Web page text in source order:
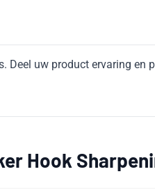
Deel uw product ervaring en
Hook